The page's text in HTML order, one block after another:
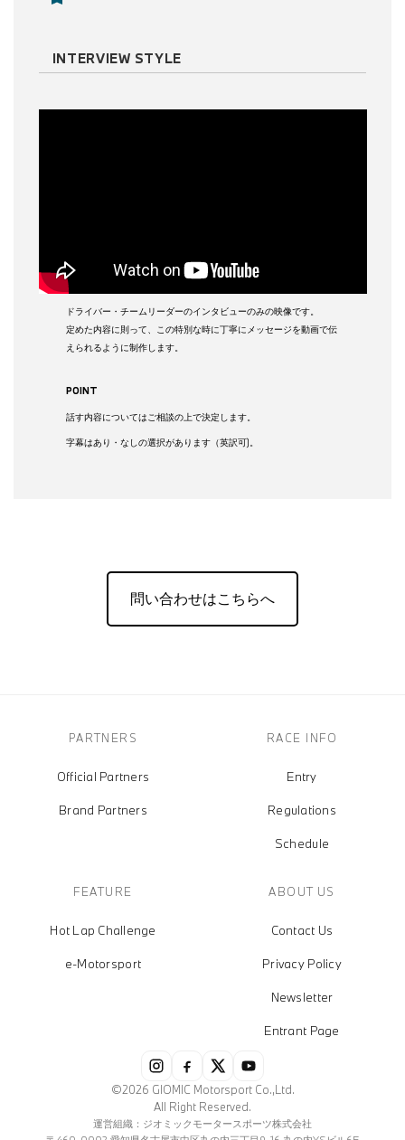
INTERVIEW STYLE
ドライバー・チームリーダーのインタビューのみの映像です。
定めた内容に則って、この特別な時に丁寧にメッセージを動画で伝
えられるように制作します。
POINT
話す内容についてはご相談の上で決定します。
字幕はあり・なしの選択があります（英訳可)。
問い合わせはこちらへ
PARTNERS
Official Partners
Brand Partners
RACE INFO
Entry
Regulations
Schedule
FEATURE
Hot Lap Challenge
e-Motorsport
ABOUT US
Contact Us
Privacy Policy
Newsletter
Entrant Page
©2026 GIOMIC Motorsport Co.,Ltd.
All Right Reserved.
運営組織：ジオミックモータースポーツ株式会社